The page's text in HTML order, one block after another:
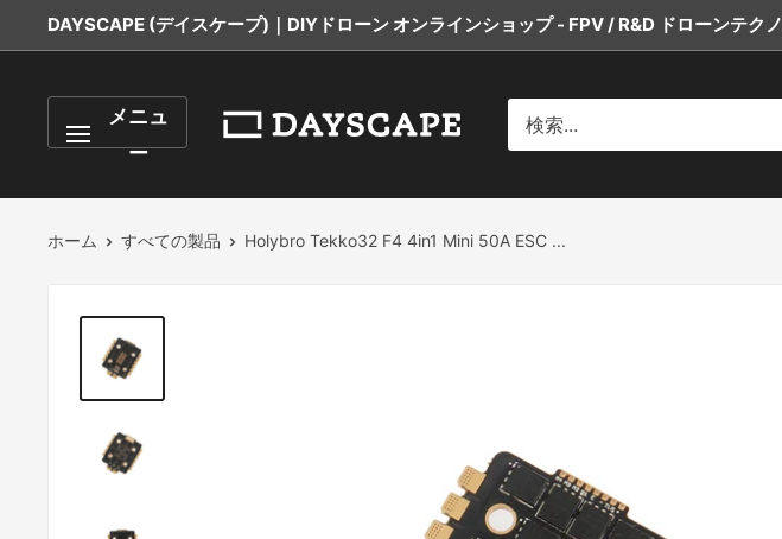
ン
DAYSCAPE (デイスケープ)｜DIYドローン オンラインショップ - FPV / R&D ドローンテク
メニュ
ー
DAYSCAPE
ホーム すべての製品 Holybro Tekko32 F4 4in1 Mini 50A ESC ...